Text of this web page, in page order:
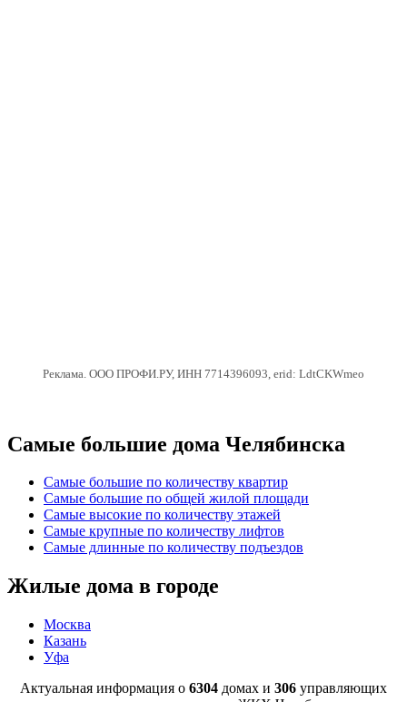
Реклама. ООО ПРОФИ.РУ, ИНН 7714396093, erid: LdtCKWmeo
Самые большие дома Челябинска
Самые большие по количеству квартир
Самые большие по общей жилой площади
Самые высокие по количеству этажей
Самые крупные по количеству лифтов
Самые длинные по количеству подъездов
Жилые дома в городе
Москва
Казань
Уфа
Актуальная информация о 6304 домах и 306 управляющих